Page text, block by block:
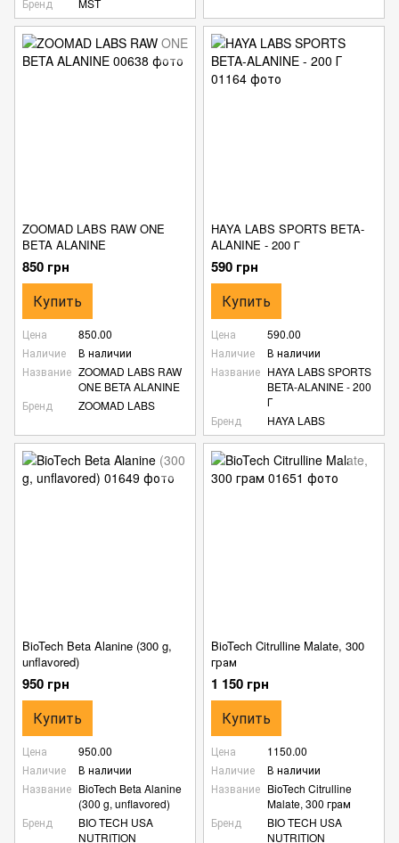
Бренд
MST
ZOOMAD LABS RAW ONE
BETA ALANINE
850 грн
Купить
Цена
850.00
Наличие
В наличии
Название ZOOMAD LABS RAW
ONE BETA ALANINE
Бренд
ZOOMAD LABS
HAYA LABS SPORTS BETA-
ALANINE - 200 Г
590 грн
Купить
Цена
590.00
Наличие
В наличии
Название HAYA LABS SPORTS
BETA-ALANINE - 200
Г
Бренд
HAYA LABS
BioTech Beta Alanine (300 g,
unflavored)
950 грн
Купить
Цена
950.00
Наличие
В наличии
Название BioTech Beta Alanine
(300 g, unflavored)
Бренд
BIO TECH USA
NUTRITION
BioTech Citrulline Malate, 300
грам
1 150 грн
Купить
Цена
1150.00
Наличие
В наличии
Название BioTech Citrulline
Malate, 300 грам
Бренд
BIO TECH USA
NUTRITION